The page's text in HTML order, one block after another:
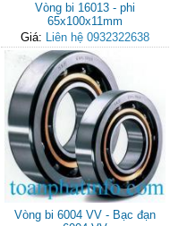
Vòng bi 16013 - phi
65x100x11mm
Giá: Liên hệ 0932322638
Vòng bi 6004 VV - Bạc đạn